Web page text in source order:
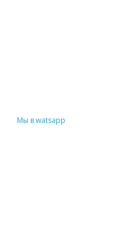
Мы в watsapp